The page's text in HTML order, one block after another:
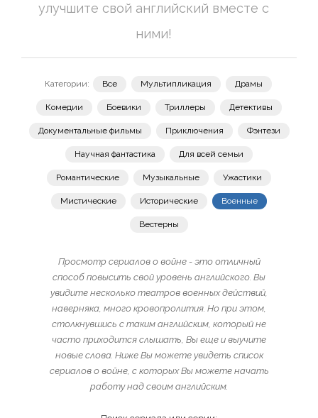
улучшите свой английский вместе с
ними!
Категории: Все Мультипликация Драмы
Комедии Боевики Триллеры Детективы
Документальные фильмы Приключения Фэнтези
Научная фантастика Для всей семьи
Романтические Музыкальные Ужастики
Мистические Исторические Военные
Вестерны
Просмотр сериалов о войне - это отличный
способ повысить свой уровень английского. Вы
увидите несколько театров военных действий,
наверняка, много кровопролития. Но при этом,
столкнувшись с таким английским, который не
часто приходится слышать, Вы еще и выучите
новые слова. Ниже Вы можете увидеть список
сериалов о войне, с которых Вы можете начать
работу над своим английским.